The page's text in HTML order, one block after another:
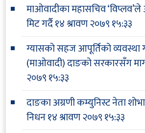
माओवादीका महासचिव
मिट गर्दै१४ श्रावण २०७९ १५:३३
ग्यासको सहज आपूर्तिको व्यवस्था
(माओवादी) दाङको सरकारसँग
२०७९ १५:३३
दाङका अग्रणी कम्युनिस्ट नेता
निधन१४ श्रावण २०७९ १५:३३